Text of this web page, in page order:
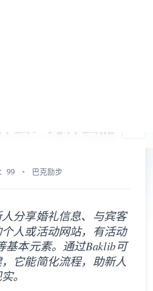
99 巴克励步
分享婚礼信息、与宾客
人或活动网站，有活动
基本元素。通过Baklib可
它能简化流程，助新人
。